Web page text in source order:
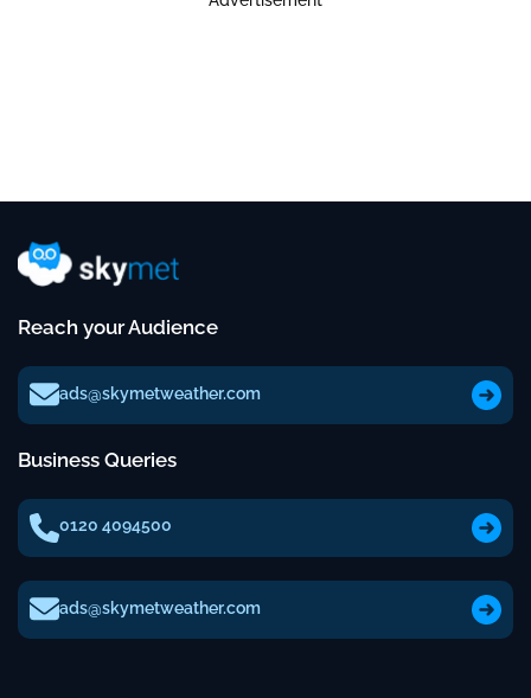
Reach your Audience
ads@skymetweather.com
Business Queries
0120 4094500
ads@skymetweather.com